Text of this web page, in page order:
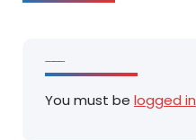
Laisser un commentaire
You must be logged in